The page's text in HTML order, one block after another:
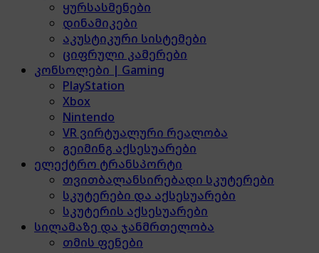
ყურსასმენები
დინამიკები
აკუსტიკური სისტემები
ციფრული კამერები
კონსოლები | Gaming
PlayStation
Xbox
Nintendo
VR ვირტუალური რეალობა
გეიმინგ აქსესუარები
ელექტრო ტრანსპორტი
თვითბალანსირებადი სკუტერები
სკუტერები და აქსესუარები
სკუტერის აქსესუარები
სილამაზე და ჯანმრთელობა
თმის ფენები